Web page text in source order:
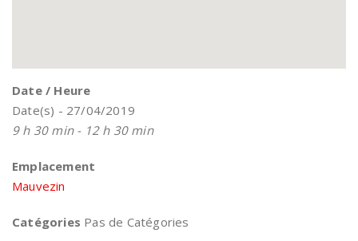
Date / Heure
Date(s) - 27/04/2019
9 h 30 min - 12 h 30 min
Emplacement
Mauvezin
Catégories Pas de Catégories